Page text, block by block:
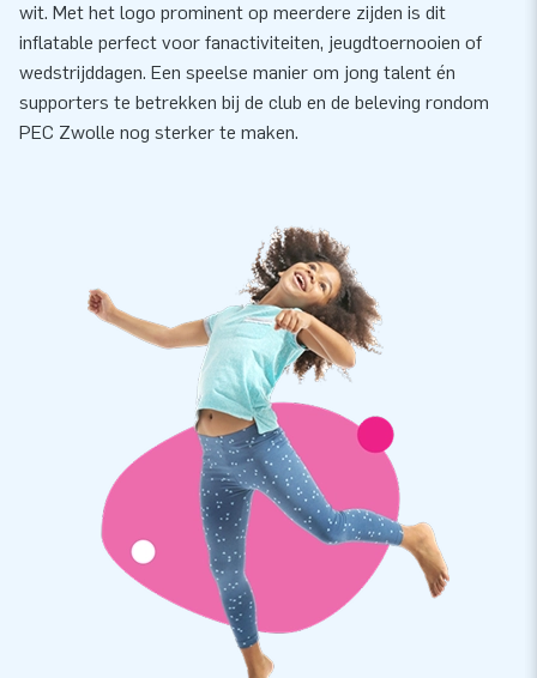
wit. Met het logo prominent op meerdere zijden is dit
inflatable perfect voor fanactiviteiten, jeugdtoernooien of
wedstrijddagen. Een speelse manier om jong talent én
supporters te betrekken bij de club en de beleving rondom
PEC Zwolle nog sterker te maken.